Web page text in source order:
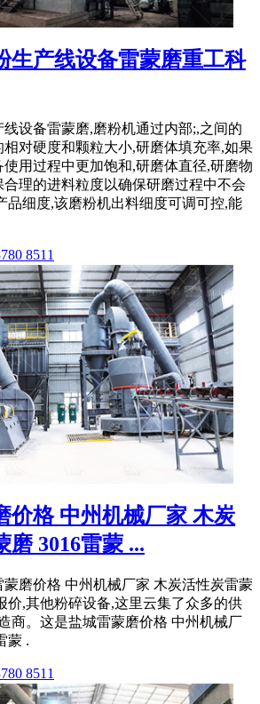
生产线设备雷蒙磨重工科
设备雷蒙磨,磨粉机通过内部;,之间的
对硬度和颗粒大小,研磨体填充率,如果
用过程中更加饱和,研磨体直径,研磨物
理的进料粒度以确保研磨过程中不会
品细度,该磨粉机出料细度可调可控,能
8511
价格 中州机械厂家 木炭
磨 3016雷蒙 ...
蒙磨价格 中州机械厂家 木炭活性炭雷蒙
价,其他粉碎设备,这里云集了众多的供
商。这是盐城雷蒙磨价格 中州机械厂
蒙 .
8511